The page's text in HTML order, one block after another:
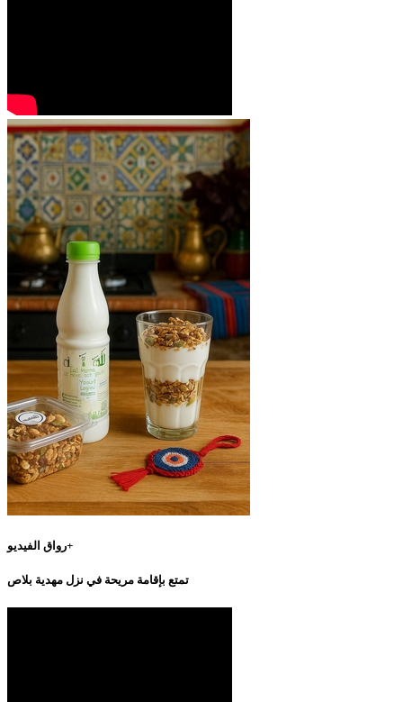
رواق الفيديو+
تمتع بإقامة مريحة في نزل مهدية بلاص